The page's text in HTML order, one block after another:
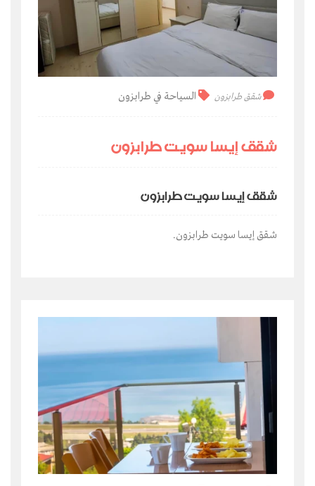
شقق طرابزون السياحة في طرابزون
شقق إيسا سويت طرابزون
شقق إيسا سويت طرابزون
شقق إيسا سويت طرابزون.